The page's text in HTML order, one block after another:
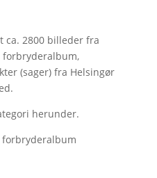
ca. 2800 billeder fra
(sager) fra Helsingør
herunder.